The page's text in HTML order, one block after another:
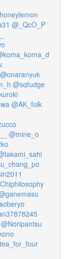
@_QcO_P
@onaranyuk
@sqfudge
@AK_folk
@mine_o
@Noripantsu